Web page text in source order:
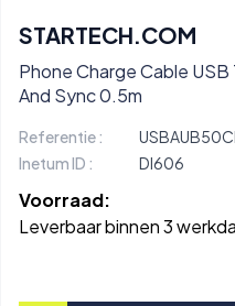
STARTECH.COM
Phone Charge Cable USB
And Sync 0.5m
Referentie :
Inetum ID :
DI606
Voorraad:
Leverbaar binnen 3